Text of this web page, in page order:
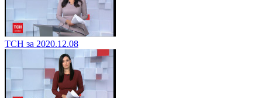
ТСН за 2020.12.08